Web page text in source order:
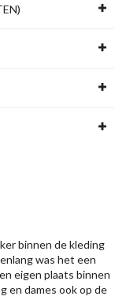
binnen de kleding
was het een
eigen plaats binnen
en dames ook op de